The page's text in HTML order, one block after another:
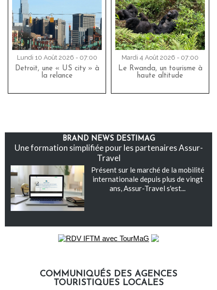
Lundi 10 Août 2026 - 07:00
Detroit, une « US city » à
la relance
Mardi 4 Août 2026 - 07:00
Le Rwanda, un tourisme à
haute altitude
BRAND NEWS DESTIMAG
Une formation simplifiée pour les partenaires Assur-
Travel
Présent sur le marché de la mobilité
internationale depuis plus de vingt
ans, Assur-Travel s'est...
COMMUNIQUÉS DES AGENCES
TOURISTIQUES LOCALES